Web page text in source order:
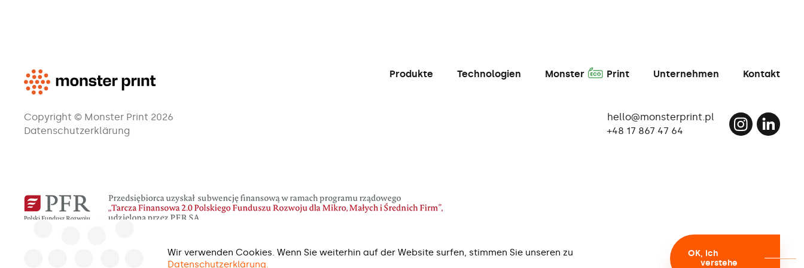
Produkte Technologien Monster A Print Unternehmen Kontakt
Copyright © Monster Print 2026
Datenschutzerklärung
hello@monsterprint.pl
+48 17 867 47 64
Wir verwenden Cookies. Wenn Sie weiterhin auf der Website surfen, stimmen Sie unseren zu
Datenschutzerklärung.
OK, Ich
verstehe